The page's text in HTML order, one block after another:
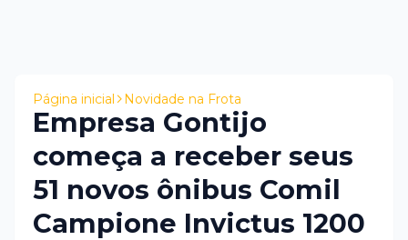
Página inicial Novidade na Frota
Empresa Gontijo
começa a receber seus
51 novos ônibus Comil
Campione Invictus 1200